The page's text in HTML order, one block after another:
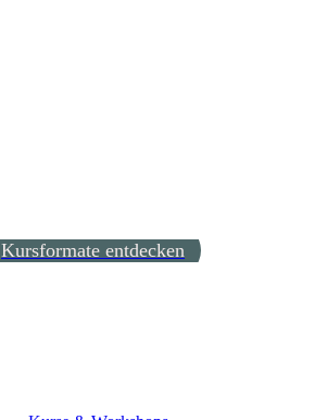
Kursformate entdecken